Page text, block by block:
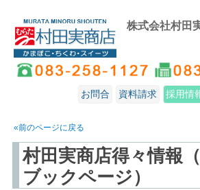
株式会社村田
お問合 資料請求 採用情
«前のページに戻る
村田実商店得々情報
ブックページ）